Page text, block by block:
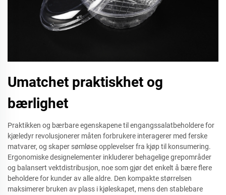
Umatchet praktiskhet og
bærlighet
Praktikken og bærbare egenskapene til engangssalatbeholdere for
kjæledyr revolusjonerer måten forbrukere interagerer med ferske
matvarer, og skaper sømløse opplevelser fra kjøp til konsumering.
Ergonomiske designelementer inkluderer behagelige grepområder
og balansert vektdistribusjon, noe som gjør det enkelt å bære flere
beholdere for kunder av alle aldre. Den kompakte størrelsen
maksimerer bruken av plass i kjøleskapet, mens den stablebare